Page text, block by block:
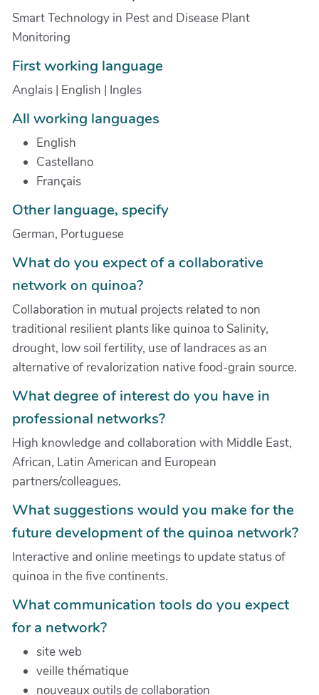
Smart Technology in Pest and Disease Plant
Monitoring
First working language
Anglais | English | Ingles
All working languages
English
Castellano
Français
Other language, specify
German, Portuguese
What do you expect of a collaborative
network on quinoa?
Collaboration in mutual projects related to non
traditional resilient plants like quinoa to Salinity,
drought, low soil fertility, use of landraces as an
alternative of revalorization native food-grain source.
What degree of interest do you have in
professional networks?
High knowledge and collaboration with Middle East,
African, Latin American and European
partners/colleagues.
What suggestions would you make for the
future development of the quinoa network?
Interactive and online meetings to update status of
quinoa in the five continents.
What communication tools do you expect
for a network?
site web
veille thématique
nouveaux outils de collaboration